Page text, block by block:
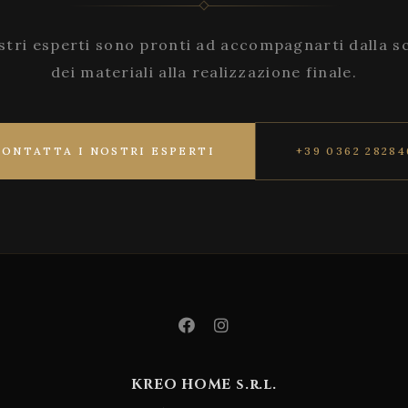
esperti sono pronti ad accompagnarti dalla
dei materiali alla realizzazione finale.
I NOSTRI ESPERTI +39 0362
KREO HOME s.r.l.